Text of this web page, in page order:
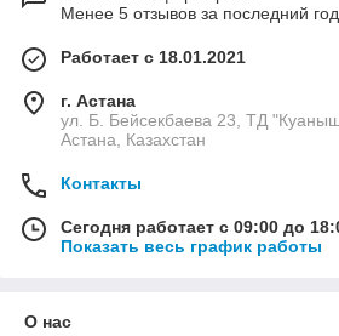
Менее 5 отзывов за последний год
Работает с 18.01.2021
г. Астана
ул. Б. Бейсекбаева 23, ТД
Астана, Казахстан
Контакты
Сегодня работает с 09:00 до
Показать весь график работы
О нас